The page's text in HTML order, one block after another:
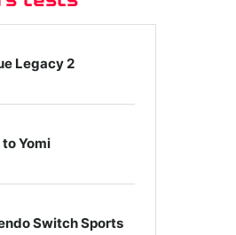
Legacy 2
to Yomi
Switch Sports